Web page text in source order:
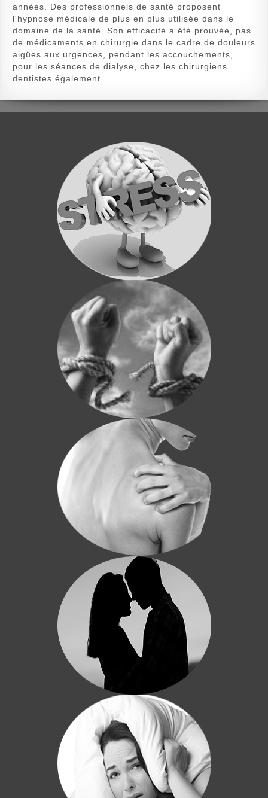
années. Des professionnels de santé proposent
l'hypnose médicale de plus en plus utilisée dans le
domaine de la santé. Son efficacité a été prouvée, pas
de médicaments en chirurgie dans le cadre de douleurs
aigües aux urgences, pendant les accouchements,
pour les séances de dialyse, chez les chirurgiens
dentistes également.
Hypnose et Stress
Stress, angoisse, tension… Contre les
pressions du quotidien, l'hypnose s'avère
être un outil redoutable
Hypnose et Addictions
Découvrez comment régler toutes vos
addictions, au tabac, à l'alcool, aux
drogues, au jeu... Par l'hypnose
Hypnose et Douleurs
L'hypnose est validée par de nombreuses
études qui montrent que les suggestions
peuvent modifier et réduire la perception
de la douleur
Hypnose et Couple
Problème de couple, d'ordre sexuel.
Certaines techniques hypnotiques
permettent de remédier à des
dysfonctionnements sexuels
Hypnose et Sommeil
Troubles du sommeil. L'insomnie
provoquant le manque de sommeil ...
L'hypnose est une thérapie très efficace
pour les troubles du sommeil